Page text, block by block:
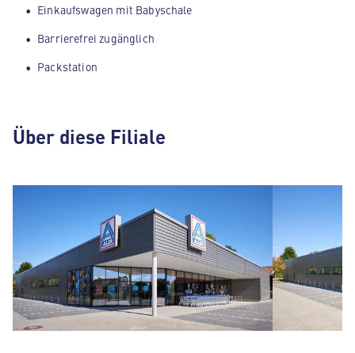
Einkaufswagen mit Babyschale
Barrierefrei zugänglich
Packstation
Über diese Filiale